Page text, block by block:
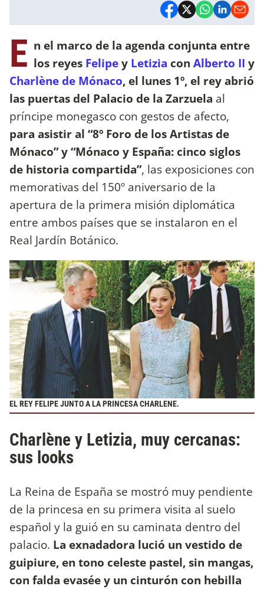
E n el marco de la agenda conjunta entre
los reyes Felipey Letizia con Alberto II y
Charlène de Mónaco, el lunes 1º, el rey abrió
las puertas del Palacio de la Zarzuela al
príncipe monegasco con gestos de afecto,
para asistir al “8º Foro de los Artistas de
Mónaco” y “Mónaco y España: cinco siglos
de historia compartida”, las exposiciones con
memorativas del 150º aniversario de la
apertura de la primera misión diplomática
entre ambos países que se instalaron en el
Real Jardín Botánico.
EL REY FELIPE JUNTO A LA PRINCESA CHARLENE.
Charlène y Letizia, muy cercanas:
sus looks
La Reina de España se mostró muy pendiente
de la princesa en su primera visita al suelo
español y la guió en su caminata dentro del
palacio. La exnadadora lució un vestido de
guipiure, en tono celeste pastel, sin mangas,
con falda evasée y un cinturón con hebilla